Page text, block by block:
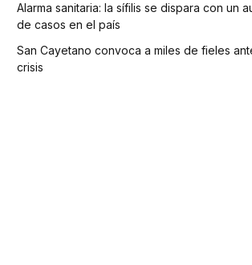
Alarma sanitaria: la sífilis se dispara con un
de casos en el país
San Cayetano convoca a miles de fieles
crisis